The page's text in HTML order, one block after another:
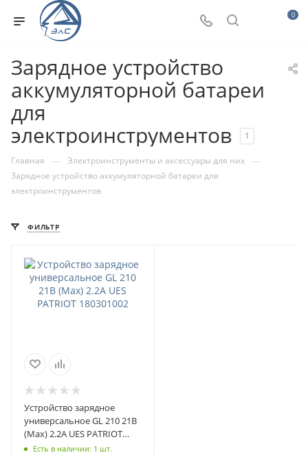
0
Зарядное устройство
аккумуляторной батареи
для
электроинструментов
1
Главная — Электроинструменты и аксессуары для них —
Зарядное устройство аккумуляторной батареи для
электроинструментов
ФИЛЬТР
Устройство зарядное
универсальное GL 210 21В
(Max) 2.2A UES PATRIOT
180301002
Есть в наличии: 1 шт.